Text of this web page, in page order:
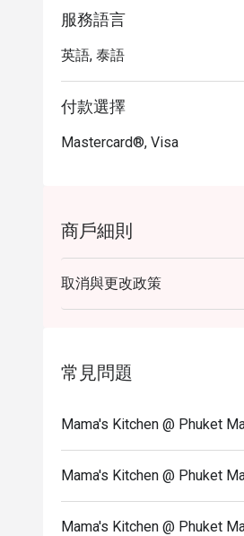
服務語言
英語, 泰語
付款選擇
Mastercard®, Visa
商戶細則
取消與更改政策
常見問題
Mama's Kitchen @ Phuket
Mama's Kitchen @ Phuket
Mama's Kitchen @ Phuket